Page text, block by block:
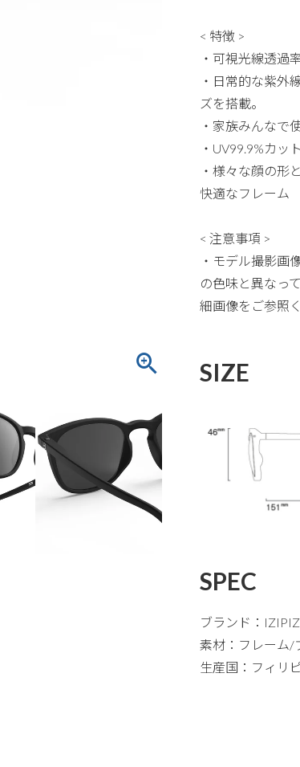
< 特徴 >
・可視光線透過
・日常的な紫外
ズを搭載。
・家族みんなで
・UV99.9%カッ
・様々な顔の形
快適なフレーム
< 注意事項 >
・モデル撮影画
の色味と異なっ
細画像をご参照
SIZE
SPEC
ブランド：
素材：フレーム/
生産国：フィリ